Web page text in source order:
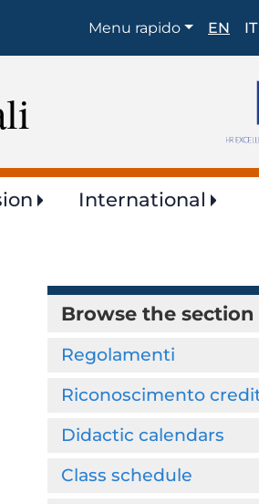
Browse
the
Menu rapido EN IT
International
Browse the section
Regolamenti
Riconoscimento
Didactic calendars
Class schedule